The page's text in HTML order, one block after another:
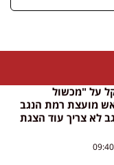
שקל על "מכשול
מועצת רמת הנגב
לא צריך עוד הצגת